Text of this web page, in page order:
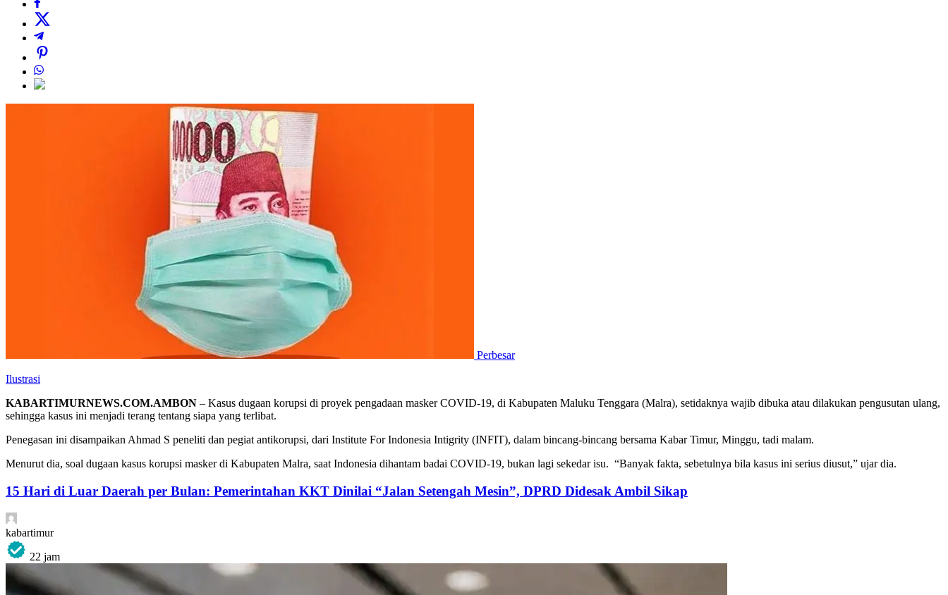
Perbesar
Ilustrasi
KABARTIMURNEWS.COM.AMBON – Kasus dugaan korupsi di proyek pengadaan masker COVID-19, di Kabupaten Maluku Tenggara (Malra), setidaknya wajib dibuka atau dilakukan pengusutan ulang,
sehingga kasus ini menjadi terang tentang siapa yang terlibat.
Penegasan ini disampaikan Ahmad S peneliti dan pegiat antikorupsi, dari Institute For Indonesia Intigrity (INFIT), dalam bincang-bincang bersama Kabar Timur, Minggu, tadi malam.
Menurut dia, soal dugaan kasus korupsi masker di Kabupaten Malra, saat Indonesia dihantam badai COVID-19, bukan lagi sekedar isu. “Banyak fakta, sebetulnya bila kasus ini serius diusut,” ujar dia.
15 Hari di Luar Daerah per Bulan: Pemerintahan KKT Dinilai “Jalan Setengah Mesin”, DPRD Didesak Ambil Sikap
kabartimur
22 jam